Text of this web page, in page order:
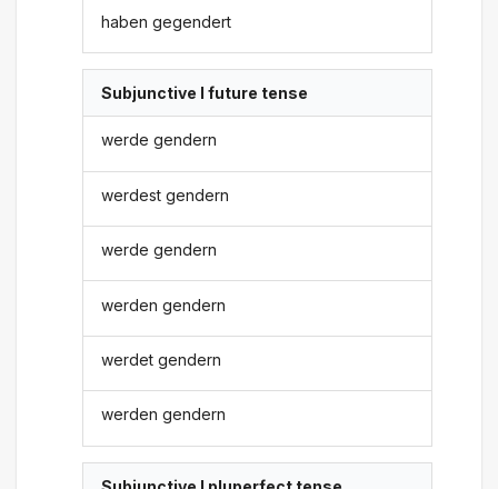
haben gegendert
Subjunctive I future tense
werde gendern
werdest gendern
werde gendern
werden gendern
werdet gendern
werden gendern